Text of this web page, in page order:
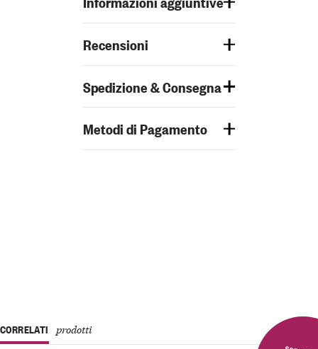
Recensioni
Spedizione & Consegna
Metodi di Pagamento
CORRELATI prodotti